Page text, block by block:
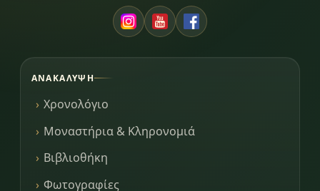
ΑΝΑΚΆΛΥΨΗ
Χρονολόγιο
Μοναστήρια & Κληρονομιά
Βιβλιοθήκη
Φωτογραφίες